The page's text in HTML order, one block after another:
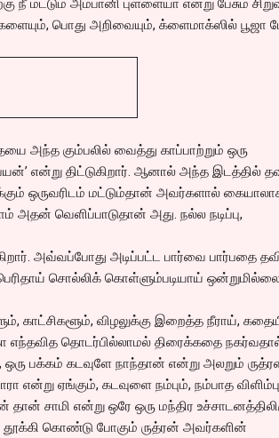
பொது அறிவையும், க்ளைமாக்ஸில் பூஜா
அந்த கும்பலில் வைத்து காப்பாற்றும் ஒரு
என்று திட்டுகிறார். ஆனால் அந்த இடத்தில்
ஒருவரிடம் மட்டும்தான் அவர்களால்
அதன் வெளிப்பாடுதான் அது. நல்ல நடிப்பு,
அவ்வப்போது அடிப்பட்ட பார்வை பார்பதை
சொல்லிக் கொள்ளும்படியாய்
காட்சிகளூம், விழலுக்கு இறைத்த நீராய்,
எந்தவித தொடர்பில்லாமல் திரைக்கதை
ஒரு பக்கம் கடவுளே நாந்தான் என்று அலறும்
என்று ஏங்கும், கடவுளை நம்பும், நம்பாத விளிம்பு
சாமி என்று ஒரே ஒரு மந்திர
தூக்கி கொண்டு போகும் ருத்ரன் அவர்களின்